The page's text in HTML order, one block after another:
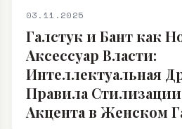
03.11.2025
Галстук и Бант как
Аксессуар Власти:
Интеллектуальная
Правила
Акцента в Женском